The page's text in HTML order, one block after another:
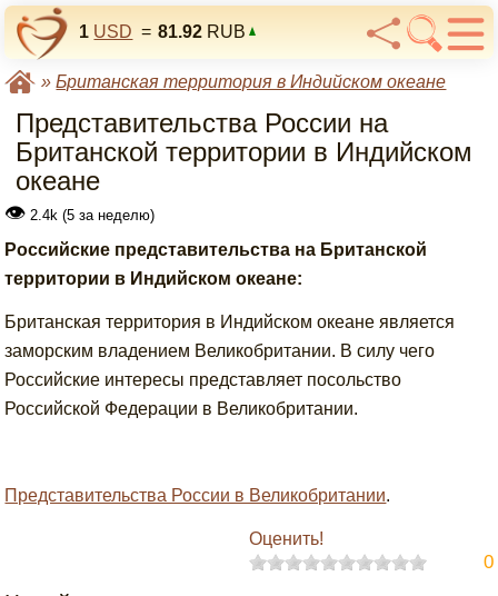
1 USD = 81.92 RUB
»Британская территория в Индийском океане
Представительства России на
Британской территории в Индийском
океане
👁 2.4k (5 за неделю)
Российские представительства на Британской
территории в Индийском океане:
Британская территория в Индийском океане является
заморским владением Великобритании. В силу чего
Российские интересы представляет посольство
Российской Федерации в Великобритании.
Представительства России в Великобритании.
Оценить!
0